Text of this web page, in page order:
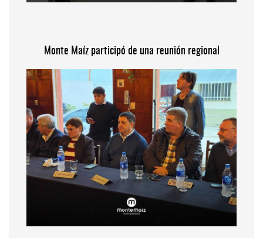
Monte Maíz participó de una reunión regional